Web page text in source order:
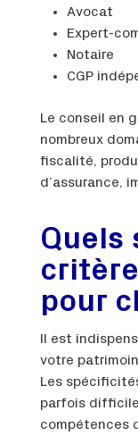
Avocat
Expert-
Notaire
CGP
Le conseil en
nombreux
fiscalité,
d’assurance,
Quels
pour
Il est
votre
Les
parfois
compétences